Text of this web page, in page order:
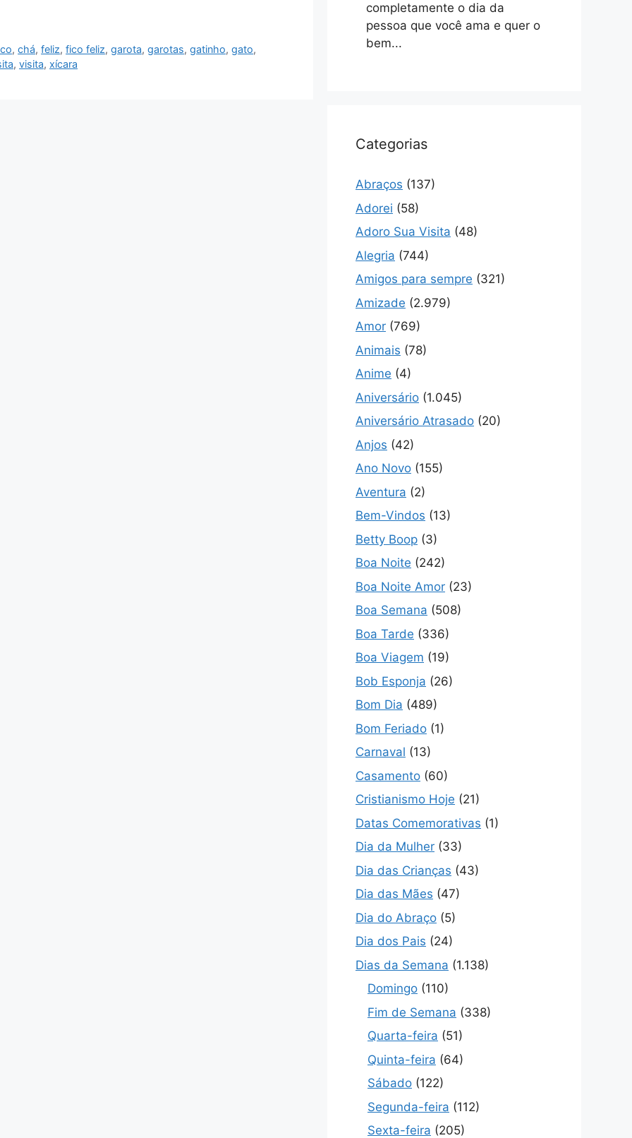
,chá,feliz,fico feliz,garota,garotas,gatinho,gato,
, visita, xícara
completamente o dia da
pessoa que você ama e quer o
bem...
Categorias
Abraços (137)
Adorei (58)
Adoro Sua Visita (48)
Alegria (744)
Amigos para sempre (321)
Amizade (2.979)
Amor (769)
Animais (78)
Anime (4)
Aniversário (1.045)
Aniversário Atrasado (20)
Anjos (42)
Ano Novo (155)
Aventura (2)
Bem-Vindos (13)
Betty Boop (3)
Boa Noite (242)
Boa Noite Amor (23)
Boa Semana (508)
Boa Tarde (336)
Boa Viagem (19)
Bob Esponja (26)
Bom Dia (489)
Bom Feriado (1)
Carnaval (13)
Casamento (60)
Cristianismo Hoje (21)
Datas Comemorativas (1)
Dia da Mulher (33)
Dia das Crianças (43)
Dia das Mães (47)
Dia do Abraço (5)
Dia dos Pais (24)
Dias da Semana (1.138)
Domingo (110)
Fim de Semana (338)
Quarta-feira (51)
Quinta-feira (64)
Sábado (122)
Segunda-feira (112)
Sexta-feira (205)